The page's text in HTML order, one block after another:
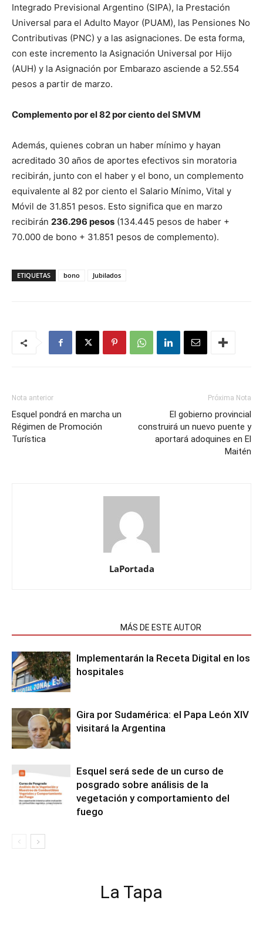
Integrado Previsional Argentino (SIPA), la Prestación
Universal para el Adulto Mayor (PUAM), las Pensiones No
Contributivas (PNC) y a las asignaciones. De esta forma,
con este incremento la Asignación Universal por Hijo
(AUH) y la Asignación por Embarazo asciende a 52.554
pesos a partir de marzo.
Complemento por el 82 por ciento del SMVM
Además, quienes cobran un haber mínimo y hayan
acreditado 30 años de aportes efectivos sin moratoria
recibirán, junto con el haber y el bono, un complemento
equivalente al 82 por ciento el Salario Mínimo, Vital y
Móvil de 31.851 pesos. Esto significa que en marzo
recibirán 236.296 pesos (134.445 pesos de haber +
70.000 de bono + 31.851 pesos de complemento).
ETIQUETAS bono Jubilados
Nota anterior
Esquel pondrá en marcha un
Régimen de Promoción
Turística
Próxima Nota
El gobierno provincial
construirá un nuevo puente y
aportará adoquines en El
Maitén
LaPortada
MÁS DE ESTE AUTOR
Implementarán la Receta Digital en los
hospitales
Gira por Sudamérica: el Papa León XIV
visitará la Argentina
Esquel será sede de un curso de
posgrado sobre análisis de la
vegetación y comportamiento del
fuego
La Tapa